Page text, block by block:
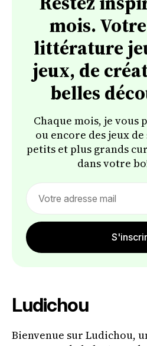
mois.
littérature
jeux, de
belles
Chaque mois, je vous
ou encore des jeux
petits et plus grands
dans votre
Ludichou
Bienvenue sur Ludichou,